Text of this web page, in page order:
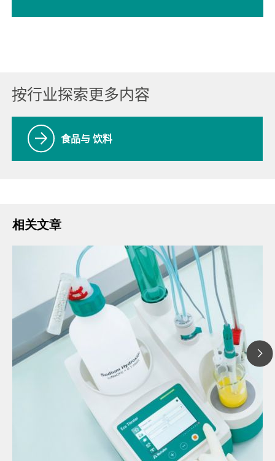
按行业探索更多内容
食品与 饮料
相关文章
// 自动电位滴定仪 电位滴定仪